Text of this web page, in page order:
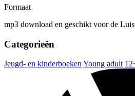
Formaat
mp3 download en geschikt voor de
Categorieën
Jeugd- en kinderboeken Young adult